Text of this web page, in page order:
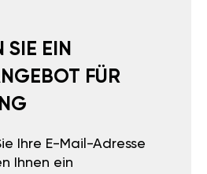
SIE EIN
FÜR
Ihre E-Mail-Adresse
Ihnen ein